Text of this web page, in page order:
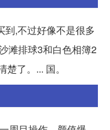
到,不过好像不是很多
滩排球3和白色相簿2
了。... 国。